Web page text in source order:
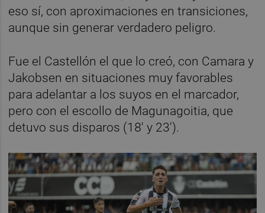
eso sí, con aproximaciones en transiciones,
aunque sin generar verdadero peligro.
Fue el Castellón el que lo creó, con Camara y
Jakobsen en situaciones muy favorables
para adelantar a los suyos en el marcador,
pero con el escollo de Magunagoitia, que
detuvo sus disparos (18' y 23').